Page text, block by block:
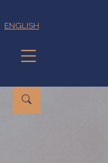
ENGLISH
Podmenu